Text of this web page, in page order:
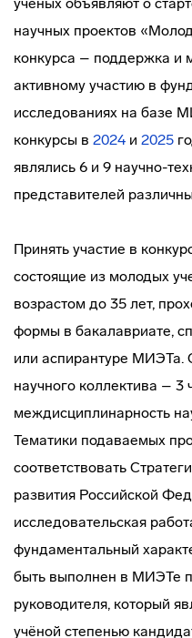
научных проектов
конкурса – поддержка и
активному участию в
исследованиях на базе
конкурсы в 2024 и 2025
являлись 6 и 9 научно-
представителей
Принять участие в
состоящие из молодых
возрастом до 35 лет,
формы в бакалавриате,
или аспирантуре МИЭТа.
научного коллектива – 3
междисциплинарность
Тематики подаваемых
соответствовать
развития Российской
исследовательская
фундаментальный
быть выполнен в МИЭТе
руководителя, который
учёной степенью